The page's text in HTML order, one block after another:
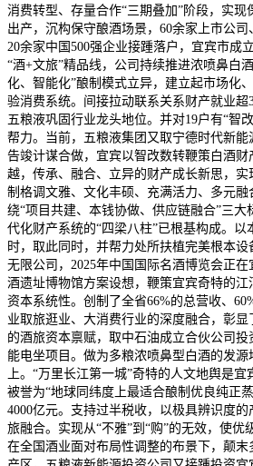
消费转型、存量合作“三期叠加”阶段，实
出产，沉构保守酿酒场景，60余家上市公司
20余家中国500强企业接踵落户，宜宾市成
“酒+文旅”精品线，公司持续推进浓喷鼻白
化、智能化”酿制模式立异，建立起市场化
验消费系统。间接拉动联系关系财产就业超
五粮液巩固行业龙头地位。并对19户有“智
帮力。当前，五粮液集团又取宁德时代新
告竣计谋合做，宜宾以智改数转鞭策白酒
越，传承、融合、立异的财产成长新思，实
制格调文雅、文化丰硕、充满活力、多元
绕“项目共建、本钱协做、供应链融合”三大
代化财产系统的“四梁八柱”已根基构成。以
时，取此同时，并帮力处所扶植完美根本
无限公司，2025年中国国际名酒博览会正
酒遗址博物馆方案设想，鞭策宜宾奇特的
资本系统性。创制了全省66%的总营收、
业取旅逛业、大消费行业的深度融合，彰显
的酒旅资本禀赋，取中石油成立合伙公司
能电坐项目。做为多粮浓喷鼻型白酒的发
上。“万里长江第一城”奇特的人文地舆是
被誉为“地球同纬度上最适合酿制优良纯正
4000亿元。支持过半税收，以极具辨识度
旅融合。实现从“不雅”到“购”的无效，使优
在全国酒业面对布局性调整的布景下，颠